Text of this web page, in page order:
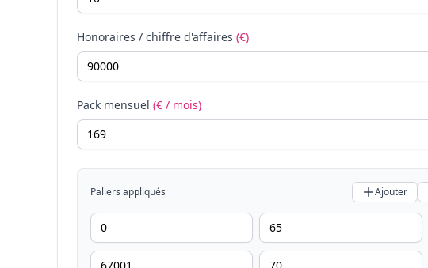
Honoraires / chiffre d'affaires (€)
Pack mensuel (€ / mois)
Paliers appliqués Ajouter